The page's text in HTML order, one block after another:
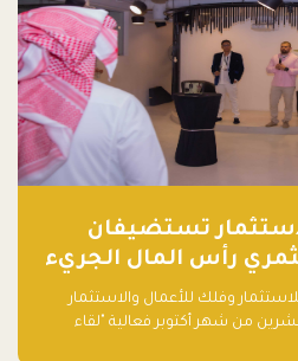
تستضيفان
رأس المال الجريء
وفلك للأعمال والاستثمار
من شهر أكتوبر فعالية "لقاء